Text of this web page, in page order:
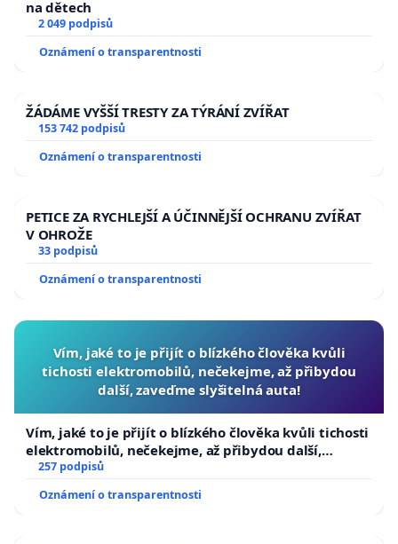
na dětech
2 049 podpisů
Oznámení o transparentnosti
ŽÁDÁME VYŠŠÍ TRESTY ZA TÝRÁNÍ ZVÍŘAT
153 742 podpisů
Oznámení o transparentnosti
PETICE ZA RYCHLEJŠÍ A ÚČINNĚJŠÍ OCHRANU ZVÍŘAT
V OHROŽE
33 podpisů
Oznámení o transparentnosti
Vím, jaké to je přijít o blízkého člověka kvůli
tichosti elektromobilů, nečekejme, až přibydou
další, zaveďme slyšitelná auta!
Vím, jaké to je přijít o blízkého člověka kvůli tichosti
elektromobilů, nečekejme, až přibydou další,
zaveďme slyšitelná auta!
257 podpisů
Oznámení o transparentnosti